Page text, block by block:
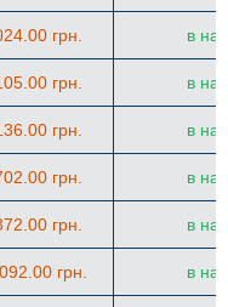
грн. в
грн. в
грн. в
грн. в
грн. в
грн. в